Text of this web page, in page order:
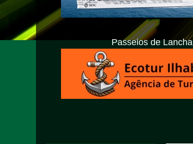
Passeios de Lancha